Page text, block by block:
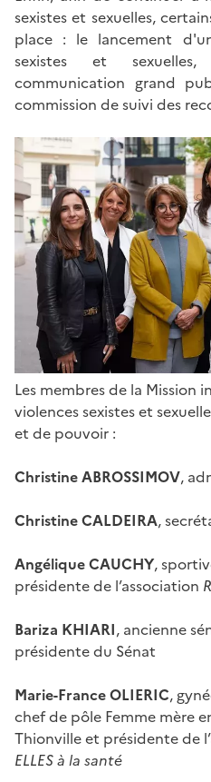
sexistes et sexuelles,
place : le lancement
sexistes et
communication grand
commission de suivi des
Les membres de la Mission
violences sexistes et
et de pouvoir :
Christine ABROSSIMOV,
Christine CALDEIRA,
Angélique CAUCHY,
présidente de l’association
Bariza KHIARI, ancienne
présidente du Sénat
Marie-France OLIERIC,
chef de pôle Femme mère
Thionville et présidente de
ELLES à la santé